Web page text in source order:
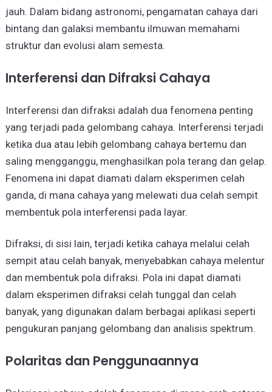
jauh. Dalam bidang astronomi, pengamatan cahaya dari
bintang dan galaksi membantu ilmuwan memahami
struktur dan evolusi alam semesta.
Interferensi dan Difraksi Cahaya
Interferensi dan difraksi adalah dua fenomena penting
yang terjadi pada gelombang cahaya. Interferensi terjadi
ketika dua atau lebih gelombang cahaya bertemu dan
saling mengganggu, menghasilkan pola terang dan gelap.
Fenomena ini dapat diamati dalam eksperimen celah
ganda, di mana cahaya yang melewati dua celah sempit
membentuk pola interferensi pada layar.
Difraksi, di sisi lain, terjadi ketika cahaya melalui celah
sempit atau celah banyak, menyebabkan cahaya melentur
dan membentuk pola difraksi. Pola ini dapat diamati
dalam eksperimen difraksi celah tunggal dan celah
banyak, yang digunakan dalam berbagai aplikasi seperti
pengukuran panjang gelombang dan analisis spektrum.
Polaritas dan Penggunaannya